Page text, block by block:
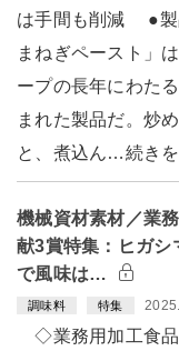
は手間も削減 ●
まねぎペースト」
ープの長年にわた
まれた製品だ。炒
と、煮込ん…続き
機械資材素材／業
献3賞特集：ヒガ
で風味は…
調味料 特集
◇業務用加工食